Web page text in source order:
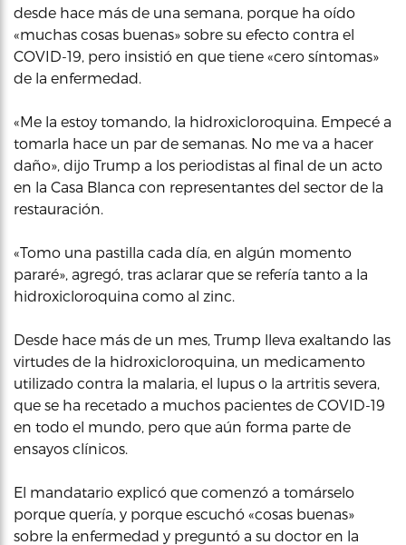
desde hace más de una semana, porque ha oído
«muchas cosas buenas» sobre su efecto contra el
COVID-19, pero insistió en que tiene «cero síntomas»
de la enfermedad.
«Me la estoy tomando, la hidroxicloroquina. Empecé a
tomarla hace un par de semanas. No me va a hacer
daño», dijo Trump a los periodistas al final de un acto
en la Casa Blanca con representantes del sector de la
restauración.
«Tomo una pastilla cada día, en algún momento
pararé», agregó, tras aclarar que se refería tanto a la
hidroxicloroquina como al zinc.
Desde hace más de un mes, Trump lleva exaltando las
virtudes de la hidroxicloroquina, un medicamento
utilizado contra la malaria, el lupus o la artritis severa,
que se ha recetado a muchos pacientes de COVID-19
en todo el mundo, pero que aún forma parte de
ensayos clínicos.
El mandatario explicó que comenzó a tomárselo
porque quería, y porque escuchó «cosas buenas»
sobre la enfermedad y preguntó a su doctor en la